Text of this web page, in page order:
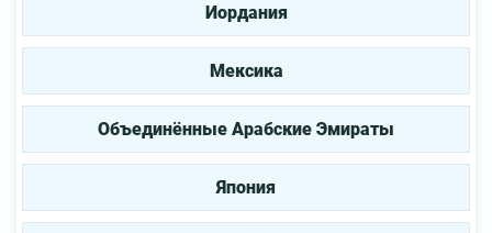
Иордания
Мексика
Объединённые Арабские Эмираты
Япония